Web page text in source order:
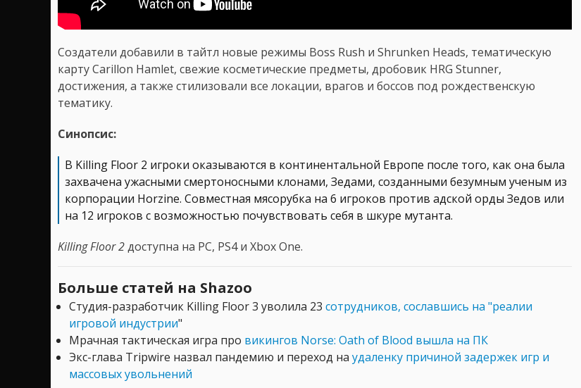
Создатели добавили в тайтл новые режимы Boss Rush и Shrunken Heads, тематическую
карту Carillon Hamlet, свежие косметические предметы, дробовик HRG Stunner,
достижения, а также стилизовали все локации, врагов и боссов под рождественскую
тематику.
Синопсис:
В Killing Floor 2 игроки оказываются в континентальной Европе после того, как она была
захвачена ужасными смертоносными клонами, Зедами, созданными безумным ученым из
корпорации Horzine. Совместная мясорубка на 6 игроков против адской орды Зедов или
на 12 игроков с возможностью почувствовать себя в шкуре мутанта.
Killing Floor 2доступна на PC, PS4 и Xbox One.
Больше статей на Shazoo
Студия-разработчик Killing Floor 3 уволила 23 сотрудников, сославшись на "реалии
игровой индустрии"
Мрачная тактическая игра про викингов Norse: Oath of Blood вышла на ПК
Экс-глава Tripwire назвал пандемию и переход на удаленку причиной задержек игр и
массовых увольнений